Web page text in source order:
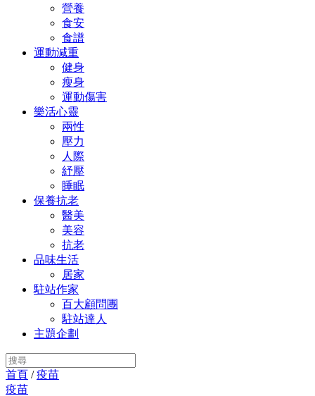
營養
食安
食譜
運動減重
健身
瘦身
運動傷害
樂活心靈
兩性
壓力
人際
紓壓
睡眠
保養抗老
醫美
美容
抗老
品味生活
居家
駐站作家
百大顧問團
駐站達人
主題企劃
首頁 /疫苗
疫苗